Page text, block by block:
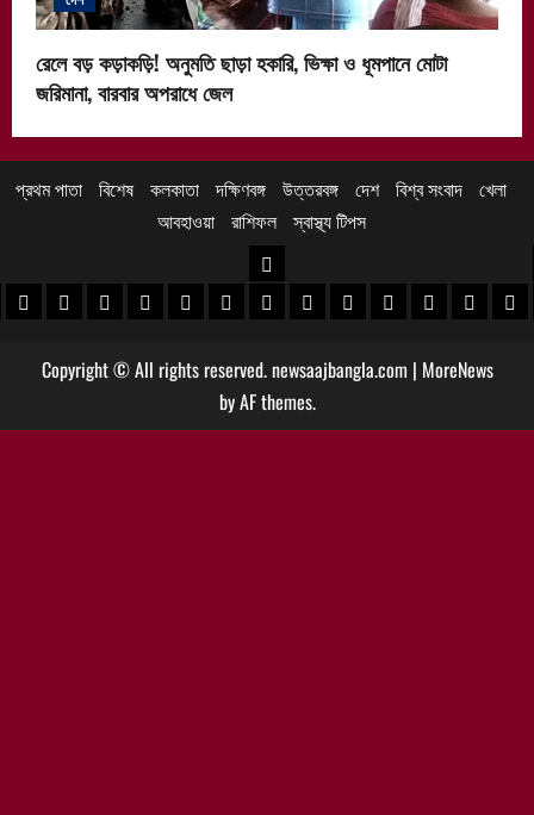
রেলে বড় কড়াকড়ি! অনুমতি ছাড়া হকারি, ভিক্ষা ও ধূমপানে মোটা
জরিমানা, বারবার অপরাধে জেল
প্রথম পাতা বিশেষ কলকাতা দক্ষিণবঙ্গ উত্তরবঙ্গ দেশ বিশ্ব সংবাদ খেলা
আবহাওয়া
রাশিফল স্বাস্থ্য টিপস
খবর
খবর
পুরুলিয়া খবর
বাঁকুড়া খবরপশ্চিম বর্ধমান খবর
পূর্ব বর্ধমান খবর
বীরভূম খবরমুর্শিদাবাদ খবর
উত্তরবঙ্গ
কোচবিহার নিউজ
আলিপুরদুয়ার খবর
জলপাইগুড়ি খবর
শিলিগুড়ি খবর
উত্তরদক্ষিণ
Copyright © All rights reserved. newsaajbangla.com | MoreNews
by AF themes.